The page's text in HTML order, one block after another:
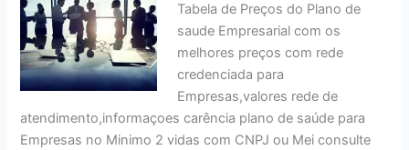
Tabela de Preços do Plano de
saude Empresarial com os
melhores preços com rede
credenciada para
Empresas,valores rede de
atendimento,informaçoes carência plano de saúde para
Empresas no Minimo 2 vidas com CNPJ ou Mei consulte